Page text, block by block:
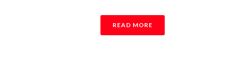
READ MORE